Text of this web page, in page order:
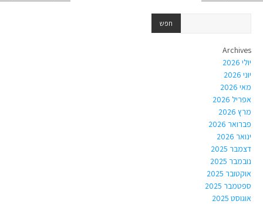
Archives
יולי 2026
יוני 2026
מאי 2026
אפריל 2026
מרץ 2026
פברואר 2026
ינואר 2026
דצמבר 2025
נובמבר 2025
אוקטובר 2025
ספטמבר 2025
אוגוסט 2025